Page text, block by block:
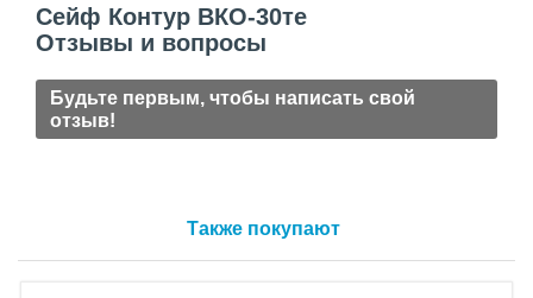
Сейф Контур ВКО-30те
Отзывы и вопросы
Будьте первым, чтобы написать свой
отзыв!
Также покупают